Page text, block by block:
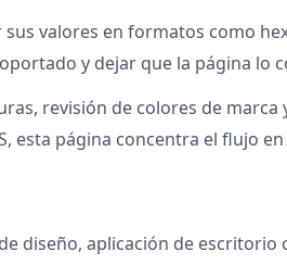
valores en formatos como
y dejar que la página lo
revisión de colores de marca
esta página concentra el flujo
diseño, aplicación de escritorio